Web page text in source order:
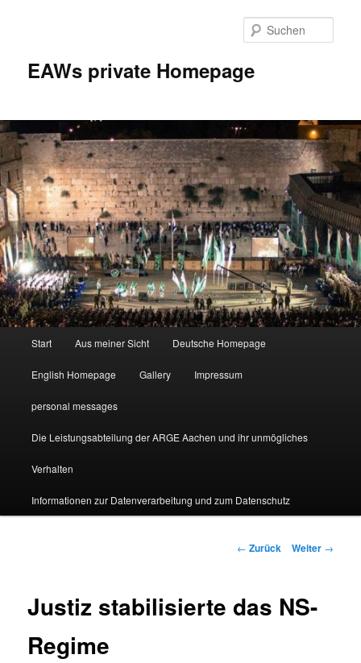
EAWs private Homepage
Start Aus meiner Sicht Deutsche Homepage
English Homepage Gallery Impressum
personal messages
Die Leistungsabteilung der ARGE Aachen und ihr unmögliches
Verhalten
Informationen zur Datenverarbeitung und zum Datenschutz
Beitragsnavigation
← Zurück Weiter →
Justiz stabilisierte das NS-
Regime